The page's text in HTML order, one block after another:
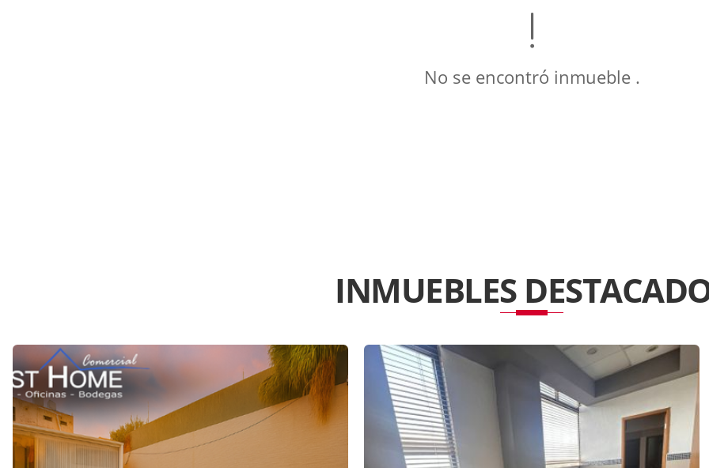
No se encontró inmueble .
INMUEBLES